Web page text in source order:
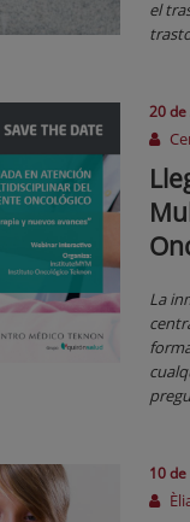
el
20 de
La
10 de